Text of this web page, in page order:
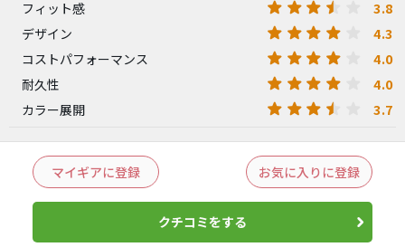
フィット感 3.8
デザイン 4.3
コストパフォーマンス 4.0
耐久性 4.0
カラー展開 3.7
マイギアに登録 お気に入りに登録
クチコミをする